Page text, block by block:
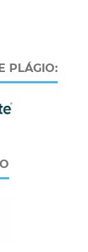
PLÁGIO: